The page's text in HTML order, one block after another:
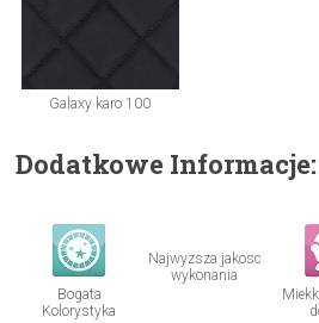
Galaxy karo 100
Dodatkowe Informacje:
Bogata
Kolorystyka
Najwyzsza jakosc
wykonania